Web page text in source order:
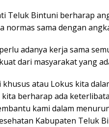
Teluk Bintuni berharap
normas sama dengan
adanya kerja sama
dari masyarakat yang
atau Lokus kita
berharap ada
kami dalam
Kabupaten Teluk